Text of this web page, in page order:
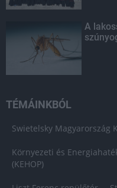
A
TÉMÁINKBÓL
Swietelsky Magyarország
Környezeti és
(KEHOP)